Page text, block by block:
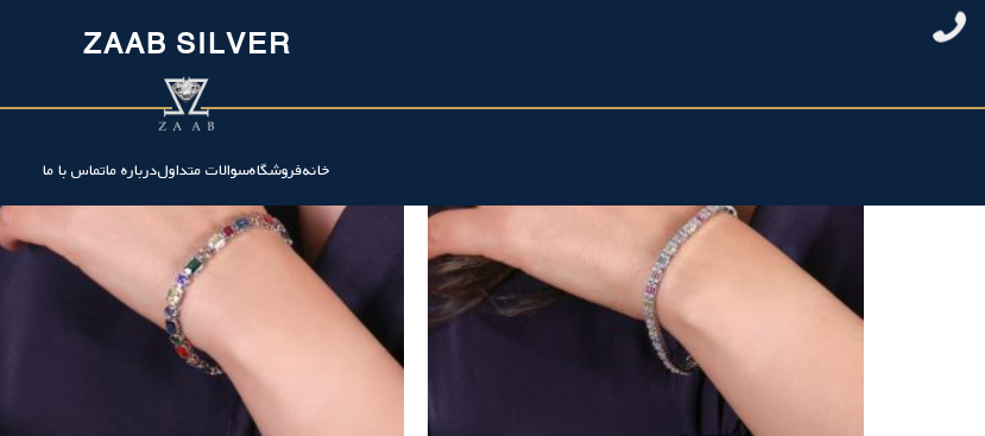
ZAAB SILVER
خانهفروشگاهسوالات متداولدرباره ماتماس با ما